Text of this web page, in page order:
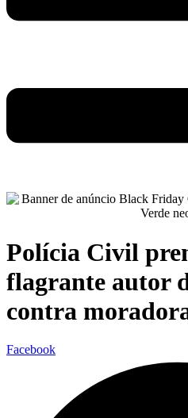
Polícia Civil
flagrante autor
contra
Facebook